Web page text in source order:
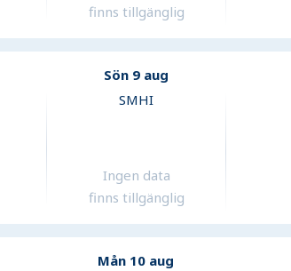
finns tillgänglig
Sön 9 aug
SMHI
Ingen data
finns tillgänglig
Mån 10 aug